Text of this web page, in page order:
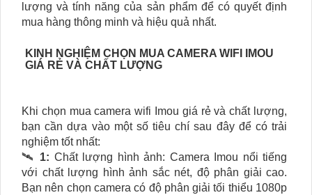
lượng và tính năng của sản phẩm để có quyết định
mua hàng thông minh và hiệu quả nhất.
KINH NGHIỆM CHỌN MUA CAMERA WIFI IMOU
GIÁ RẺ VÀ CHẤT LƯỢNG
Khi chọn mua camera wifi Imou giá rẻ và chất lượng,
bạn cần dựa vào một số tiêu chí sau đây để có trải
nghiệm tốt nhất:
🛰 1: Chất lượng hình ảnh: Camera Imou nổi tiếng
với chất lượng hình ảnh sắc nét, độ phân giải cao.
Bạn nên chọn camera có độ phân giải tối thiểu 1080p